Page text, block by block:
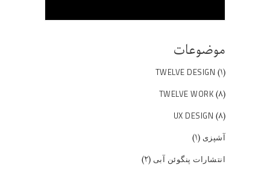
موضوعات
TWELVE DESIGN (۱)
TWELVE WORK (۸)
UX DESIGN (۸)
آشپزی (۱)
انتشارات پنگوئن آبی (۲)